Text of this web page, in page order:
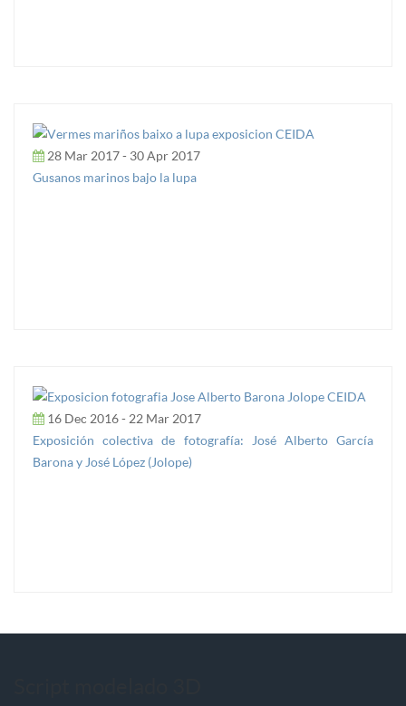
28 Mar 2017 - 30 Apr 2017
Gusanos marinos bajo la lupa
16 Dec 2016 - 22 Mar 2017
Exposición colectiva de fotografía: José Alberto García
Barona y José López (Jolope)